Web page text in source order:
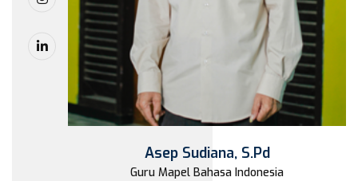
Asep Sudiana, S.Pd
Guru Mapel Bahasa Indonesia